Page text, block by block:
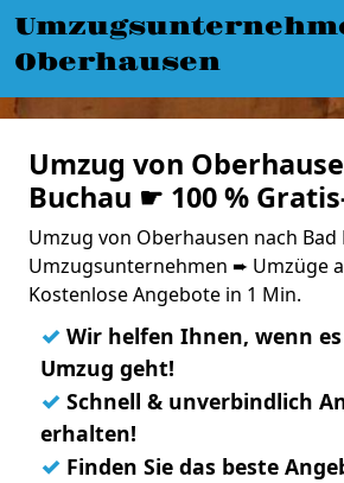
Oberhausen
Umzug von
Buchau ☛ 100 %
Umzug von Oberhausen nach Bad
Umzugsunternehmen ➨ Umzüge
Kostenlose Angebote in 1 Min.
✓ Wir helfen Ihnen, wenn
Umzug geht!
✓ Schnell & unverbindlich
erhalten!
✓ Finden Sie das beste